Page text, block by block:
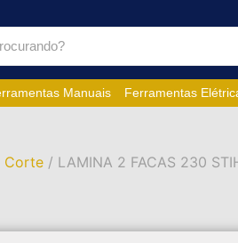
Manuais Ferramentas
Corte / LAMINA 2 FACAS 230